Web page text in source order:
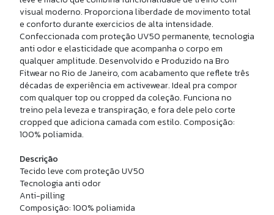
JAQUETA CORTA VENTO WIND
R$ 459,90
10x deR$ 45,99sem juros
visual moderno. Proporciona liberdade de movimento total
e conforto durante exercicios de alta intensidade.
Confeccionada com proteção UV50 permanente, tecnologia
anti odor e elasticidade que acompanha o corpo em
qualquer amplitude. Desenvolvido e Produzido na Bro
Fitwear no Rio de Janeiro, com acabamento que reflete três
décadas de experiência em activewear. Ideal pra compor
com qualquer top ou cropped da coleção. Funciona no
treino pela leveza e transpiração, e fora dele pelo corte
cropped que adiciona camada com estilo. Composição:
100% poliamida.
Descrição
Tecido leve com proteção UV50
Tecnologia anti odor
Anti-pilling
Composição: 100% poliamida